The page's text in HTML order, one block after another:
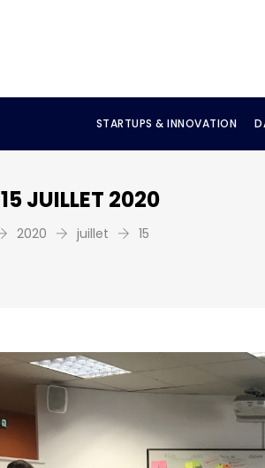
STARTUPS & INNOVATION
15 JUILLET 2020
2020 juillet 15